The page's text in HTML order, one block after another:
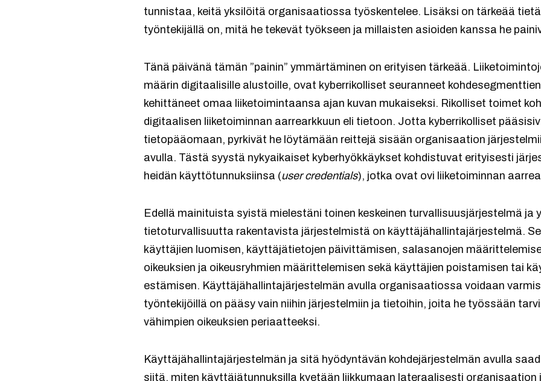
tunnistaa, keitä yksilöitä organisaatiossa työskentelee. Lisäksi on tärkeää
työntekijällä on, mitä he tekevät työkseen ja millaisten asioiden kanssa he
Tänä päivänä tämän ”painin” ymmärtäminen on erityisen tärkeää.
määrin digitaalisille alustoille, ovat kyberrikolliset seuranneet
kehittäneet omaa liiketoimintaansa ajan kuvan mukaiseksi. Rikolliset toimet
digitaalisen liiketoiminnan aarrearkkuun eli tietoon. Jotta kyberrikolliset
tietopääomaan, pyrkivät he löytämään reittejä sisään organisaation
avulla. Tästä syystä nykyaikaiset kyberhyökkäykset kohdistuvat erityisesti
heidän käyttötunnuksiinsa (user credentials), jotka ovat ovi liiketoiminnan
Edellä mainituista syistä mielestäni toinen keskeinen turvallisuusjärjestelmä ja
tietoturvallisuutta rakentavista järjestelmistä on käyttäjähallintajärjestelmä.
käyttäjien luomisen, käyttäjätietojen päivittämisen, salasanojen
oikeuksien ja oikeusryhmien määrittelemisen sekä käyttäjien poistamisen tai
estämisen. Käyttäjähallintajärjestelmän avulla organisaatiossa voidaan
työntekijöillä on pääsy vain niihin järjestelmiin ja tietoihin, joita he työssään
vähimpien oikeuksien periaatteeksi.
Käyttäjähallintajärjestelmän ja sitä hyödyntävän kohdejärjestelmän avulla
siitä, miten käyttäjätunnuksilla kyetään liikkumaan lateraalisesti